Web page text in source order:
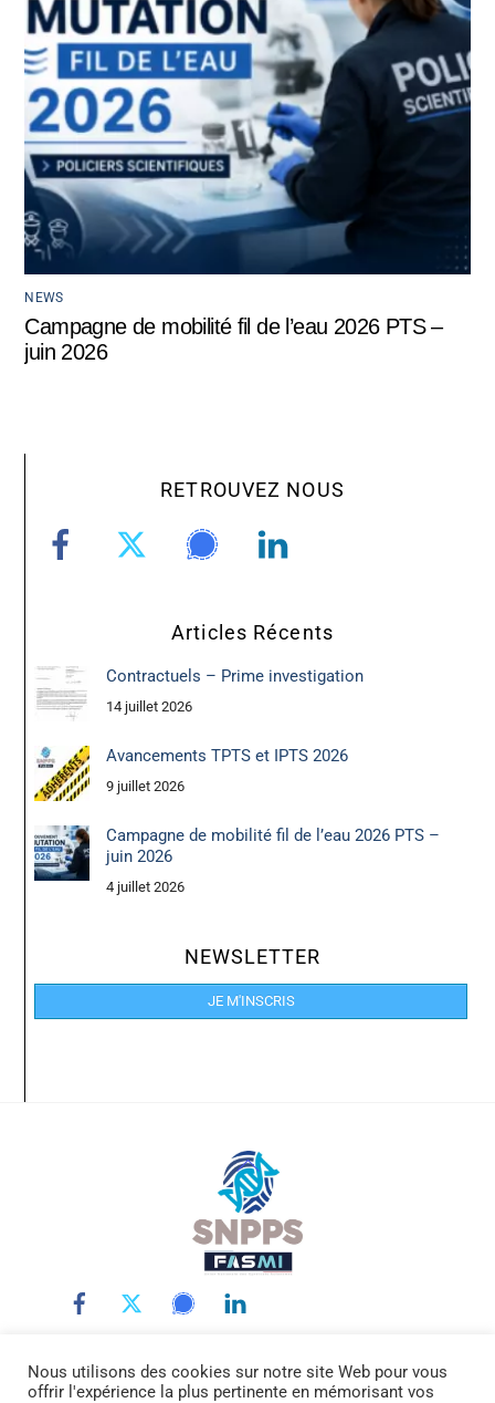
NEWS
Campagne de mobilité fil de l’eau 2026 PTS –
juin 2026
RETROUVEZ NOUS
Articles Récents
Contractuels – Prime investigation
14 juillet 2026
Avancements TPTS et IPTS 2026
9 juillet 2026
Campagne de mobilité fil de l’eau 2026 PTS –
juin 2026
4 juillet 2026
NEWSLETTER
JE M'INSCRIS
Back
To
Top
LE SNPPS INTERLOCUTEURS LA POLICE SCIENTIFIQUE
LA FASMI RÉMUNÉRATIONS ACTUALITÉ DOCUMENTATION
Nous utilisons des cookies sur notre site Web pour vous
offrir l'expérience la plus pertinente en mémorisant vos